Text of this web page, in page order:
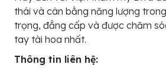
thái và cân bằng năng lượng
trọng, đẳng cấp và được chăm
tay tài hoa nhất.
Thông tin liên hệ: